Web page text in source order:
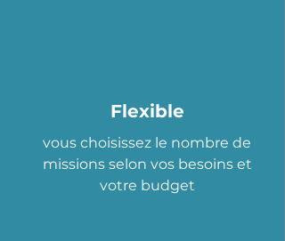
Flexible
vous choisissez le nombre de
missions selon vos besoins et
votre budget